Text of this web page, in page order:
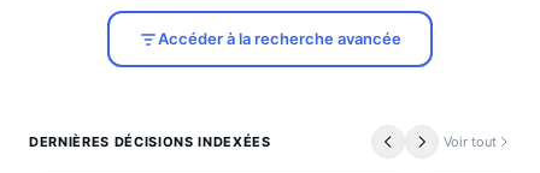
Accéder à la recherche avancée
DERNIÈRES DÉCISIONS INDEXÉES Voir tout